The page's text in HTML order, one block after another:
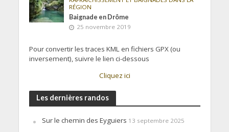
RÉGION
Baignade en Drôme
25 novembre 2019
Pour convertir les traces KML en fichiers GPX (ou
inversement), suivre le lien ci-dessous
Cliquez ici
Les dernières randos
Sur le chemin des Eyguiers 13 septembre 2025